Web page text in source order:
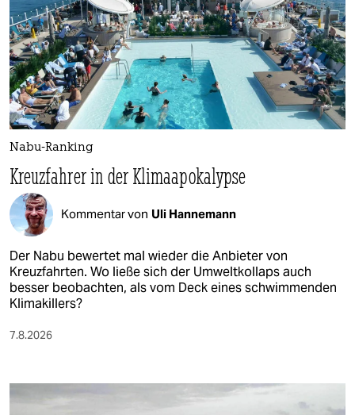
Nabu-Ranking
Kreuzfahrer in der Klimaapokalypse
Kommentar von Uli Hannemann
Der Nabu bewertet mal wieder die Anbieter von
Kreuzfahrten. Wo ließe sich der Umweltkollaps auch
besser beobachten, als vom Deck eines schwimmenden
Klimakillers?
7.8.2026